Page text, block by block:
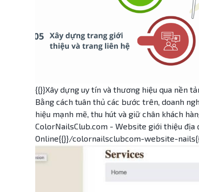
{{}}Xây dựng uy tín và thương hiệu qua nền
Bằng cách tuân thủ các bước trên, doanh
hiệu mạnh mẽ, thu hút và giữ chân khách
ColorNailsClub.com - Website giới thiệu
Online{{}}/colornailsclubcom-website-